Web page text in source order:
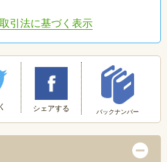
引法に基づく表示
シェアする バックナンバー